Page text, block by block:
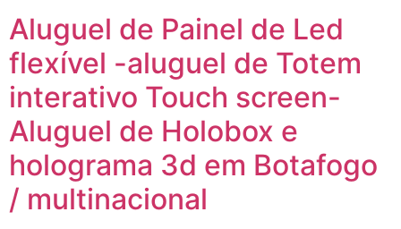
Aluguel de Painel de Led
flexível -aluguel de Totem
interativo Touch screen-
Aluguel de Holobox e
holograma 3d em Botafogo
/ multinacional